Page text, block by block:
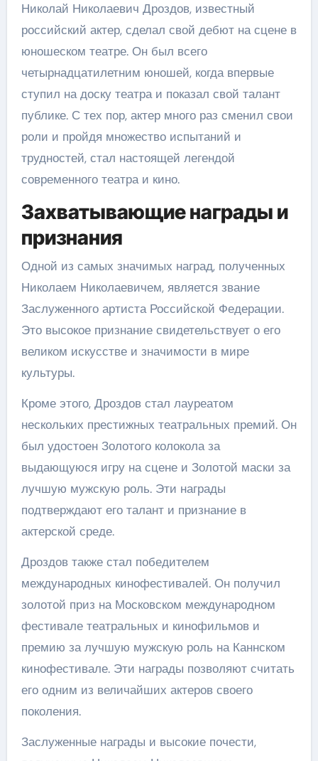
Николай Николаевич Дроздов, известный
российский актер, сделал свой дебют на сцене в
юношеском театре. Он был всего
четырнадцатилетним юношей, когда впервые
ступил на доску театра и показал свой талант
публике. С тех пор, актер много раз сменил свои
роли и пройдя множество испытаний и
трудностей, стал настоящей легендой
современного театра и кино.
Захватывающие награды и
признания
Одной из самых значимых наград, полученных
Николаем Николаевичем, является звание
Заслуженного артиста Российской Федерации.
Это высокое признание свидетельствует о его
великом искусстве и значимости в мире
культуры.
Кроме этого, Дроздов стал лауреатом
нескольких престижных театральных премий. Он
был удостоен Золотого колокола за
выдающуюся игру на сцене и Золотой маски за
лучшую мужскую роль. Эти награды
подтверждают его талант и признание в
актерской среде.
Дроздов также стал победителем
международных кинофестивалей. Он получил
золотой приз на Московском международном
фестивале театральных и кинофильмов и
премию за лучшую мужскую роль на Каннском
кинофестивале. Эти награды позволяют считать
его одним из величайших актеров своего
поколения.
Заслуженные награды и высокие почести,